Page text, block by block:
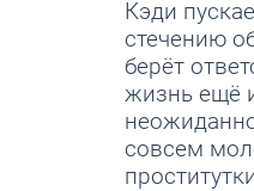
Кэди
стечению
берёт
жизнь ещё
совсем